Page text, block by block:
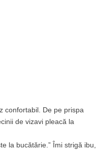
confortabil. De pe prispa
de vizavi pleacă la
la bucătărie.” Îmi strigă ibu,